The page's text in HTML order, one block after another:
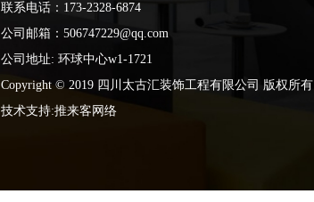
联系电话：173-2328-6874
公司邮箱：506747229@qq.com
公司地址: 环球中心w1-1721
Copyright © 2019 四川太古汇装饰工程有限公司 版权所有
技术支持:推来客网络